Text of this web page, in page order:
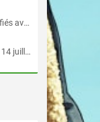
GTA Online : Les gains des casses ont été modifiés avec la mise à jour « Le Braquage du Kortz Center »
GTA Online : Détails des avantages de GTA+ du 14 juillet au 12 août